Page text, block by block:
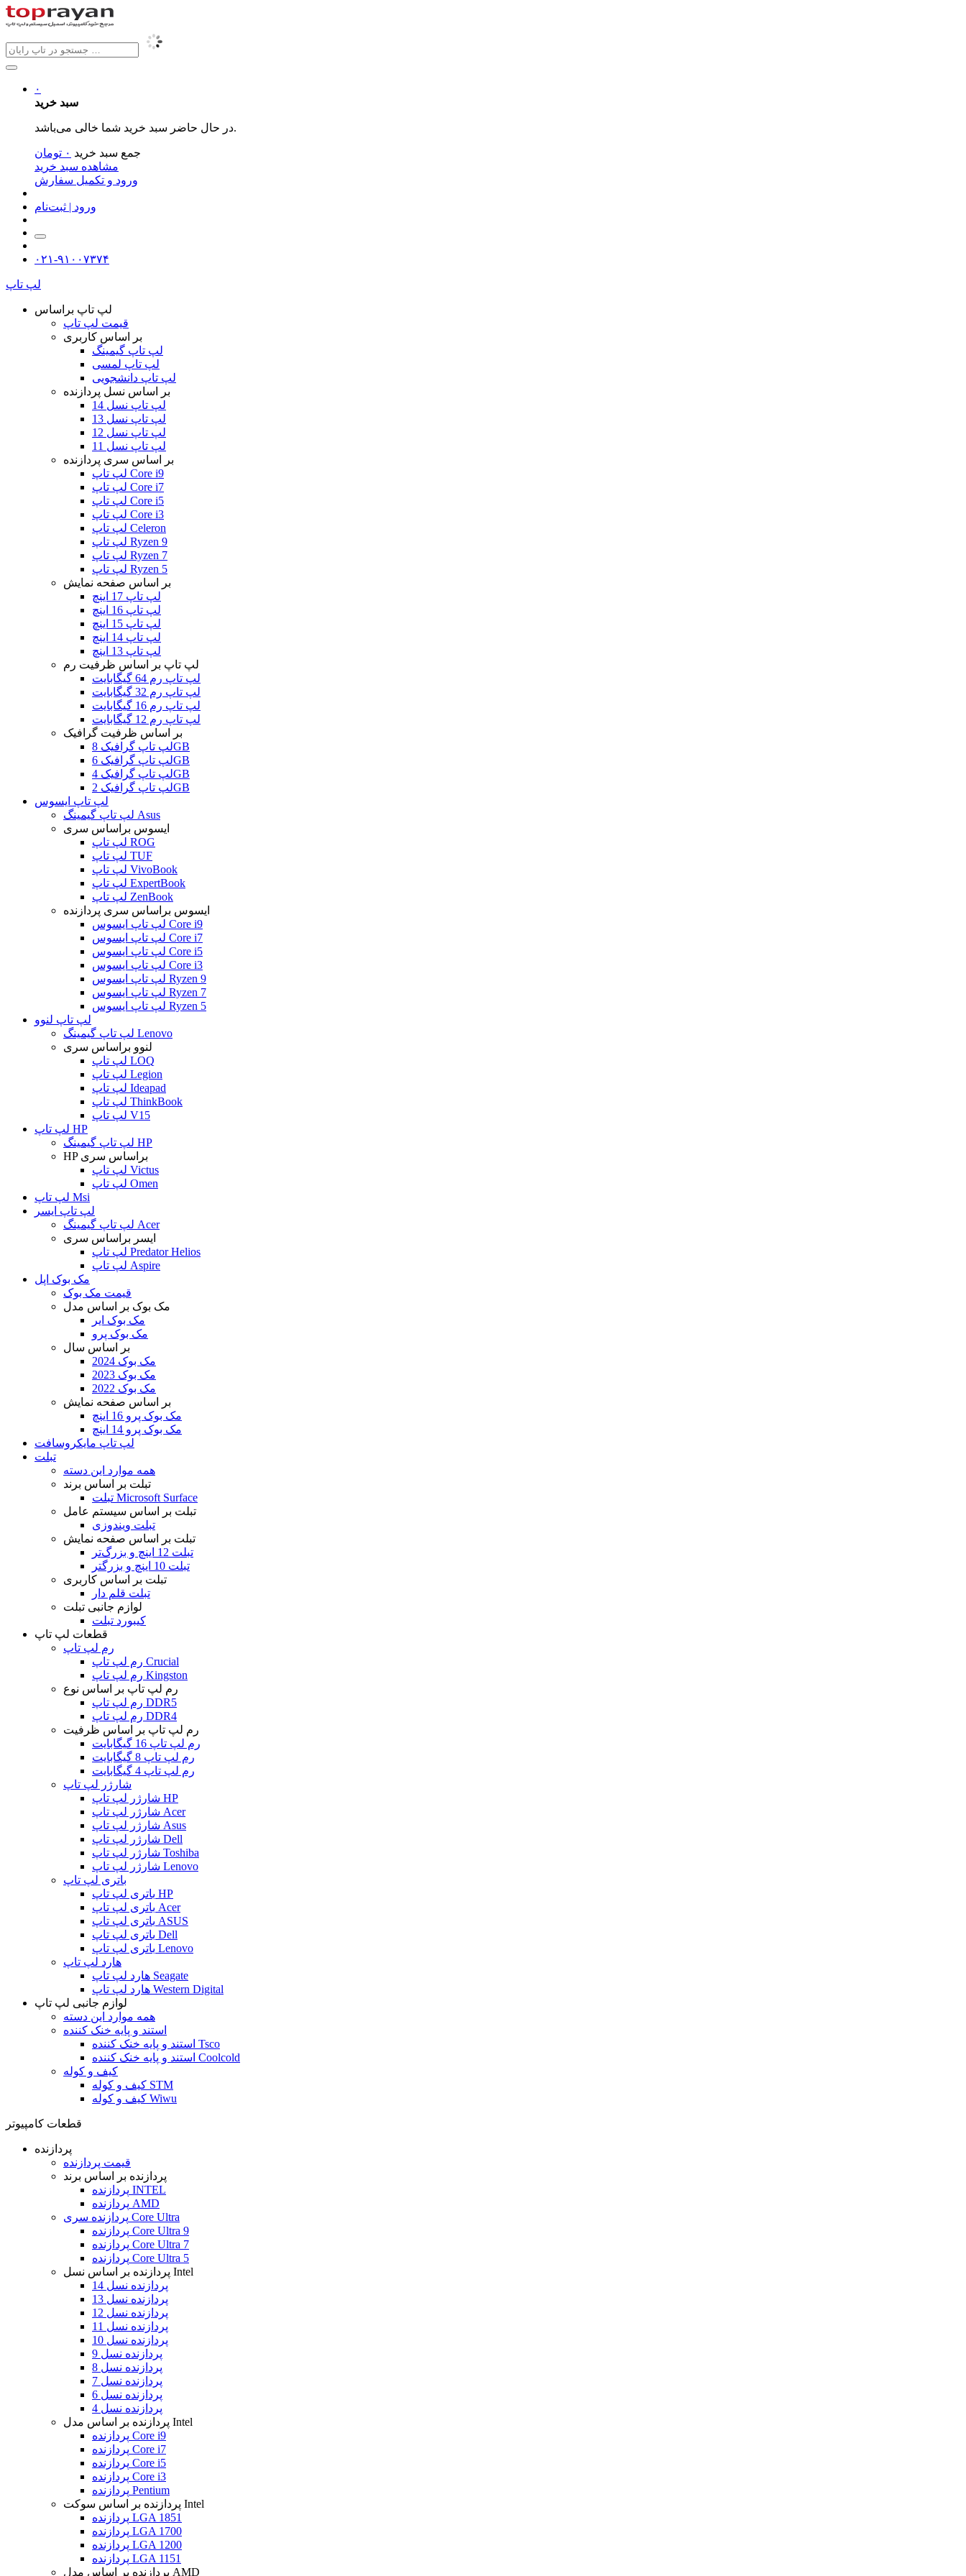
۰
سبد خرید
در حال حاضر سبد خرید شما خالی می‌باشد.
جمع سبد خرید ۰ تومان
مشاهده سبد خرید
ورود و تکمیل سفارش
ورود | ثبت‌نام
۰۲۱-۹۱۰۰۷۳۷۴
لپ تاپ
لپ تاپ براساس
قیمت لپ تاپ
بر اساس کاربری
لپ تاپ گیمینگ
لپ تاپ لمسی
لپ تاپ دانشجویی
بر اساس نسل پردازنده
لپ تاپ نسل 14
لپ تاپ نسل 13
لپ تاپ نسل 12
لپ تاپ نسل 11
بر اساس سری پردازنده
لپ تاپ Core i9
لپ تاپ Core i7
لپ تاپ Core i5
لپ تاپ Core i3
لپ تاپ Celeron
لپ تاپ Ryzen 9
لپ تاپ Ryzen 7
لپ تاپ Ryzen 5
بر اساس صفحه نمایش
لپ تاپ 17 اینچ
لپ تاپ 16 اینچ
لپ تاپ 15 اینچ
لپ تاپ 14 اینچ
لپ تاپ 13 اینچ
لپ تاپ بر اساس ظرفیت رم
لپ تاپ رم 64 گیگابایت
لپ تاپ رم 32 گیگابایت
لپ تاپ رم 16 گیگابایت
لپ تاپ رم 12 گیگابایت
بر اساس ظرفیت گرافیک
لپ تاپ گرافیک 8GB
لپ تاپ گرافیک 6GB
لپ تاپ گرافیک 4GB
لپ تاپ گرافیک 2GB
لپ تاپ ایسوس
لپ تاپ گیمینگ Asus
ایسوس براساس سری
لپ تاپ ROG
لپ تاپ TUF
لپ تاپ VivoBook
لپ تاپ ExpertBook
لپ تاپ ZenBook
ایسوس براساس سری پردازنده
لپ تاپ ایسوس Core i9
لپ تاپ ایسوس Core i7
لپ تاپ ایسوس Core i5
لپ تاپ ایسوس Core i3
لپ تاپ ایسوس Ryzen 9
لپ تاپ ایسوس Ryzen 7
لپ تاپ ایسوس Ryzen 5
لپ تاپ لنوو
لپ تاپ گیمینگ Lenovo
لنوو براساس سری
لپ تاپ LOQ
لپ تاپ Legion
لپ تاپ Ideapad
لپ تاپ ThinkBook
لپ تاپ V15
لپ تاپ HP
لپ تاپ گیمینگ HP
HP براساس سری
لپ تاپ Victus
لپ تاپ Omen
لپ تاپ Msi
لپ تاپ ایسر
لپ تاپ گیمینگ Acer
ایسر براساس سری
لپ تاپ Predator Helios
لپ تاپ Aspire
مک بوک اپل
قیمت مک بوک
مک بوک بر اساس مدل
مک بوک ایر
مک بوک پرو
بر اساس سال
مک بوک 2024
مک بوک 2023
مک بوک 2022
بر اساس صفحه نمایش
مک بوک پرو 16 اینچ
مک بوک پرو 14 اینچ
لپ تاپ مایکروسافت
تبلت
همه موارد این دسته
تبلت بر اساس برند
تبلت Microsoft Surface
تبلت بر اساس سیستم عامل
تبلت ویندوزی
تبلت بر اساس صفحه نمایش
تبلت 12 اینچ و بزرگ‌تر
تبلت 10 اینچ و بزرگتر
تبلت بر اساس کاربری
تبلت قلم دار
لوازم جانبی تبلت
کیبورد تبلت
قطعات لپ تاپ
رم لپ تاپ
رم لپ تاپ Crucial
رم لپ تاپ Kingston
رم لپ تاپ بر اساس نوع
رم لپ تاپ DDR5
رم لپ تاپ DDR4
رم لپ تاپ بر اساس ظرفیت
رم لپ تاپ 16 گیگابایت
رم لپ تاپ 8 گیگابایت
رم لپ تاپ 4 گیگابایت
شارژر لپ تاپ
شارژر لپ تاپ HP
شارژر لپ تاپ Acer
شارژر لپ تاپ Asus
شارژر لپ تاپ Dell
شارژر لپ تاپ Toshiba
شارژر لپ تاپ Lenovo
باتری لپ تاپ
باتری لپ تاپ HP
باتری لپ تاپ Acer
باتری لپ تاپ ASUS
باتری لپ تاپ Dell
باتری لپ تاپ Lenovo
هارد لپ تاپ
هارد لپ تاپ Seagate
هارد لپ تاپ Western Digital
لوازم جانبی لپ تاپ
همه موارد این دسته
استند و پایه خنک کننده
استند و پایه خنک کننده Tsco
استند و پایه خنک کننده Coolcold
کیف و کوله
کیف و کوله STM
کیف و کوله Wiwu
قطعات کامپیوتر
پردازنده
قیمت پردازنده
پردازنده بر اساس برند
پردازنده INTEL
پردازنده AMD
پردازنده سری Core Ultra
پردازنده Core Ultra 9
پردازنده Core Ultra 7
پردازنده Core Ultra 5
پردازنده بر اساس نسل Intel
پردازنده نسل 14
پردازنده نسل 13
پردازنده نسل 12
پردازنده نسل 11
پردازنده نسل 10
پردازنده نسل 9
پردازنده نسل 8
پردازنده نسل 7
پردازنده نسل 6
پردازنده نسل 4
پردازنده بر اساس مدل Intel
پردازنده Core i9
پردازنده Core i7
پردازنده Core i5
پردازنده Core i3
پردازنده Pentium
پردازنده بر اساس سوکت Intel
پردازنده LGA 1851
پردازنده LGA 1700
پردازنده LGA 1200
پردازنده LGA 1151
پردازنده بر اساس مدل AMD